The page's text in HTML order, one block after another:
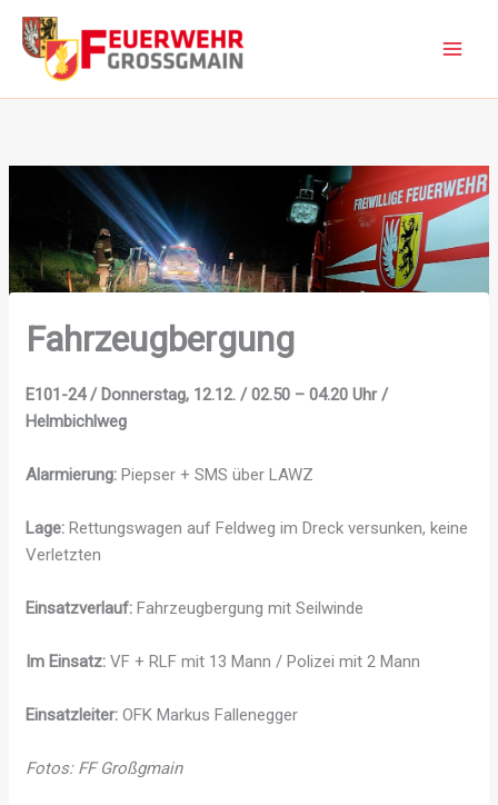
Zum
Inhalt
springen
Fahrzeug­bergung
E101-24 / Donnerstag, 12.12. / 02.50 – 04.20 Uhr /
Helmbichlweg
Alarmierung: Piepser + SMS über LAWZ
Lage: Rettungswagen auf Feldweg im Dreck versunken, keine
Verletzten
Einsatzverlauf: Fahrzeugbergung mit Seilwinde
Im Einsatz: VF + RLF mit 13 Mann / Polizei mit 2 Mann
Einsatzleiter:OFK Markus Fallenegger
Fotos: FF Großgmain